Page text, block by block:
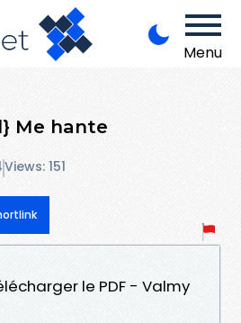
Menu
Me hante
Views: 151
le PDF - Valmy